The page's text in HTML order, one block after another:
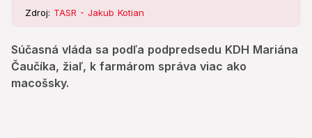
Zdroj: TASR - Jakub Kotian
Súčasná vláda sa podľa podpredsedu KDH Mariána
Čaučíka, žiaľ, k farmárom správa viac ako
macošsky.